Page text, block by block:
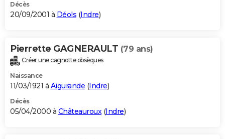
Décès
20/09/2001 à Déols (Indre)
Pierrette GAGNERAULT (79 ans)
Créer une cagnotte obsèques
Naissance
11/03/1921 à Aigurande (Indre)
Décès
05/04/2000 à Châteauroux(Indre)